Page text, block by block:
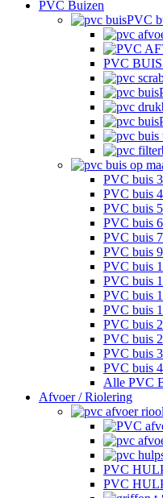
PVC Buizen
PVC
PVC
PVC buis
PVC buis
PVC buis
PVC buis
PVC buis
PVC buis
PVC buis
PVC buis
PVC buis
PVC buis
PVC buis
PVC buis
PVC buis
PVC buis
Alle PVC
Afvoer / Riolering
PVC
PVC